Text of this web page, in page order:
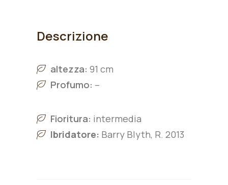
Descrizione
altezza: 91 cm
Profumo: –
Fioritura: intermedia
Ibridatore: Barry Blyth, R. 2013